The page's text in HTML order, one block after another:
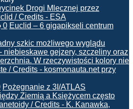
0 Euclid – 6 gigapikseli centrum
Pożegnanie z 3I/ATLAS